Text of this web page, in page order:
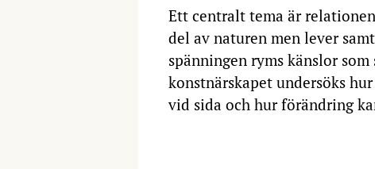
Ett centralt tema är
del av naturen men lever
spänningen ryms känslor
konstnärskapet undersöks
vid sida och hur förändring